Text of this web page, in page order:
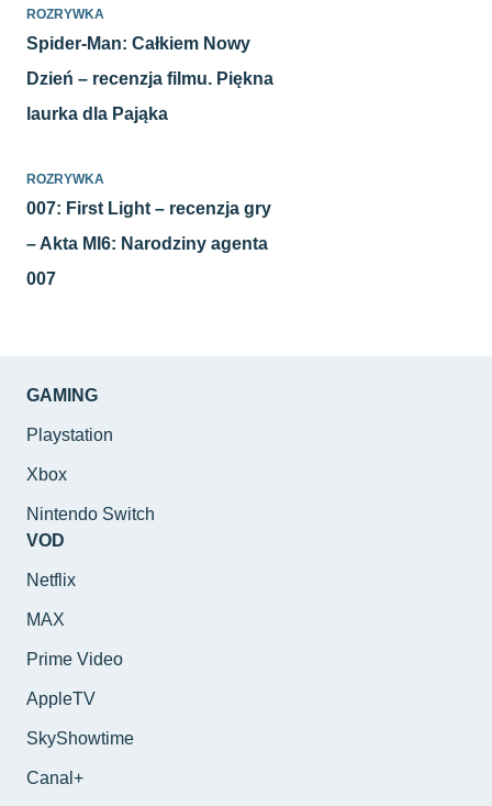
ROZRYWKA
Spider-Man: Całkiem Nowy
Dzień – recenzja filmu. Piękna
laurka dla Pająka
ROZRYWKA
007: First Light – recenzja gry
– Akta MI6: Narodziny agenta
007
GAMING
Playstation
Xbox
Nintendo Switch
VOD
Netflix
MAX
Prime Video
AppleTV
SkyShowtime
Canal+